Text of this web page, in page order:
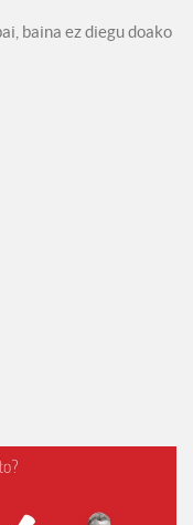
baina ez diegu doako